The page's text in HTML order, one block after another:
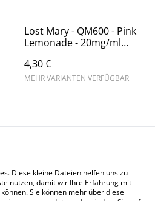
Lost Mary - QM600 - Pink
Lemonade - 20mg/ml
Steuerware
4,30 €
MEHR VARIANTEN VERFÜGBAR
Legal Terms
Cookie Policy
Diese kleine Dateien helfen uns zu
nutzen, damit wir Ihre Erfahrung mit
Sie können mehr über diese